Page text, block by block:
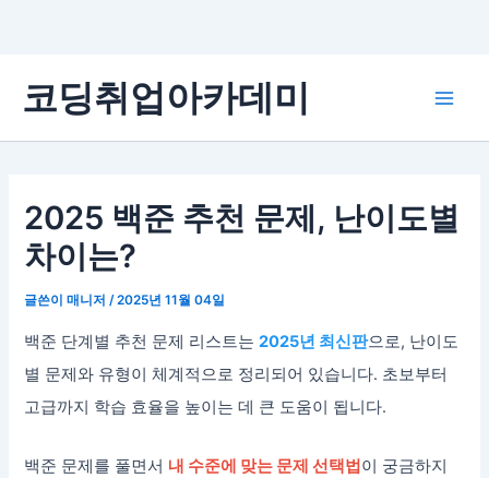
로
코딩취업아카데미
2025 백준 추천 문제, 난이도별
차이는?
글쓴이매니저 /2025년 11월 04일
백준 단계별 추천 문제 리스트는2025년 최신판으로, 난이도
별 문제와 유형이 체계적으로 정리되어 있습니다. 초보부터
고급까지 학습 효율을 높이는 데 큰 도움이 됩니다.
백준 문제를 풀면서 내 수준에 맞는 문제 선택법이 궁금하지